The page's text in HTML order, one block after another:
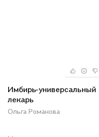
Имбирь-универсальный
лекарь
Ольга Романова